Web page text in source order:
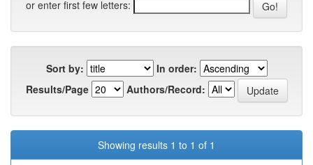
or enter first few letters:
Sort by:
In order:
Results/Page
Authors/Record:
Showing results 1 to 1 of 1